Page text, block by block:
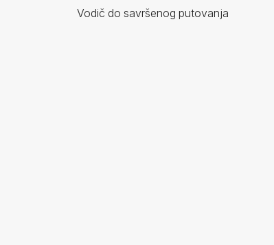
Vodič do savršenog putovanja